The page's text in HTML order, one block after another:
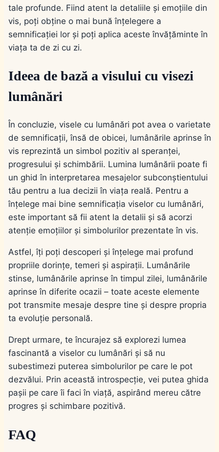
tale profunde. Fiind atent la detaliile și emoțiile din
vis, poți obține o mai bună înțelegere a
semnificației lor și poți aplica aceste învățăminte în
viața ta de zi cu zi.
Ideea de bază a visului cu visezi
lumânări
În concluzie, visele cu lumânări pot avea o varietate
de semnificații, însă de obicei, lumânările aprinse în
vis reprezintă un simbol pozitiv al speranței,
progresului și schimbării. Lumina lumânării poate fi
un ghid în interpretarea mesajelor subconștientului
tău pentru a lua decizii în viața reală. Pentru a
înțelege mai bine semnificația viselor cu lumânări,
este important să fii atent la detalii și să acorzi
atenție emoțiilor și simbolurilor prezentate în vis.
Astfel, îți poți descoperi și înțelege mai profund
propriile dorințe, temeri și aspirații. Lumânările
stinse, lumânările aprinse în timpul zilei, lumânările
aprinse în diferite ocazii – toate aceste elemente
pot transmite mesaje despre tine și despre propria
ta evoluție personală.
Drept urmare, te încurajez să explorezi lumea
fascinantă a viselor cu lumânări și să nu
subestimezi puterea simbolurilor pe care le pot
dezvălui. Prin această introspecție, vei putea ghida
pașii pe care îi faci în viață, aspirând mereu către
progres și schimbare pozitivă.
FAQ